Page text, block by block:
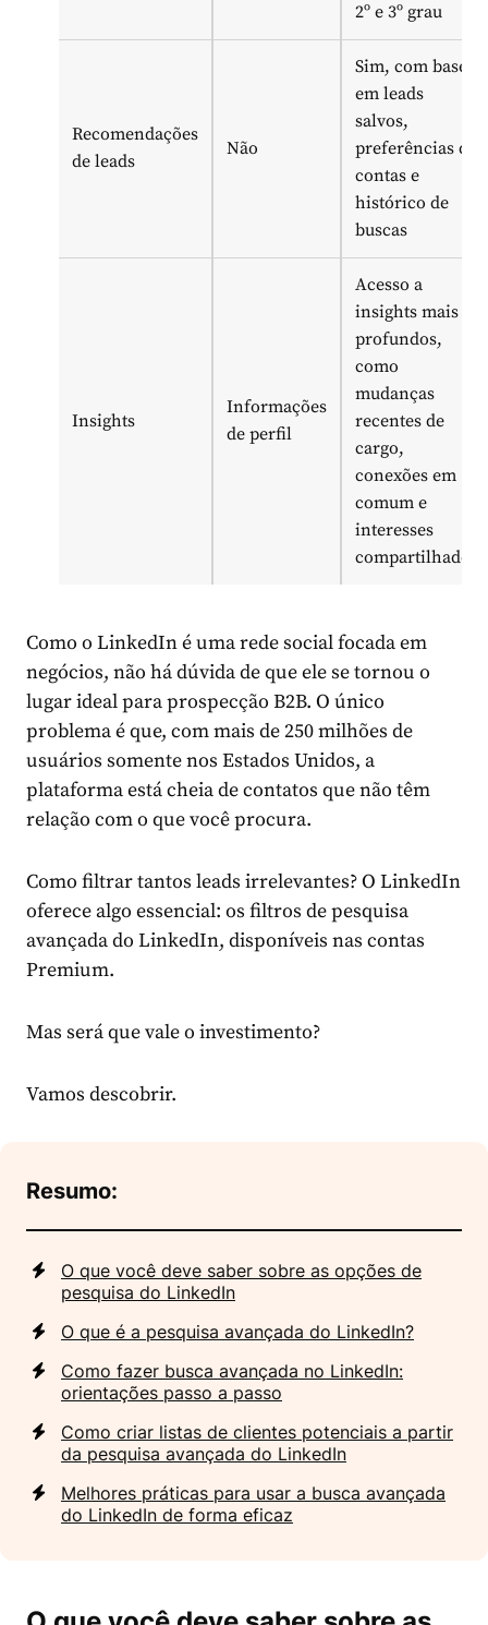
2º e 3º grau
Recomendações
de leads
Não
Sim, com base
em leads
salvos,
preferências de
contas e
histórico de
buscas
Insights
Informações
de perfil
Acesso a
insights mais
profundos,
como
mudanças
recentes de
cargo,
conexões em
comum e
interesses
compartilhados
Como o LinkedIn é uma rede social focada em
negócios, não há dúvida de que ele se tornou o
lugar ideal para prospecção B2B. O único
problema é que, com mais de 250 milhões de
usuários somente nos Estados Unidos, a
plataforma está cheia de contatos que não têm
relação com o que você procura.
Como filtrar tantos leads irrelevantes? O LinkedIn
oferece algo essencial: os filtros de pesquisa
avançada do LinkedIn, disponíveis nas contas
Premium.
Mas será que vale o investimento?
Vamos descobrir.
Resumo:
O que você deve saber sobre as opções de
pesquisa do LinkedIn
O que é a pesquisa avançada do LinkedIn?
Como fazer busca avançada no LinkedIn:
orientações passo a passo
Como criar listas de clientes potenciais a partir
da pesquisa avançada do LinkedIn
Melhores práticas para usar a busca avançada
do LinkedIn de forma eficaz